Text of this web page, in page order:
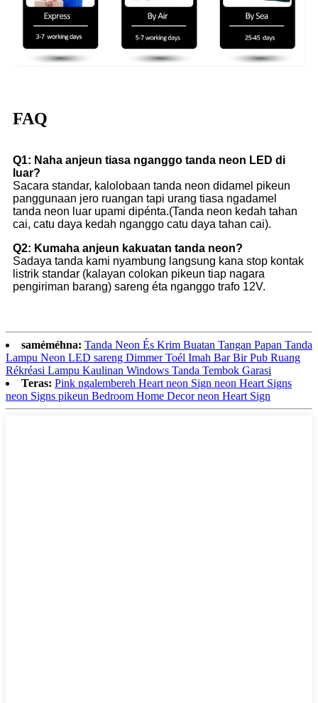
FAQ
Q1: Naha anjeun tiasa nganggo tanda neon LED di
luar?
Sacara standar, kalolobaan tanda neon didamel pikeun
panggunaan jero ruangan tapi urang tiasa ngadamel
tanda neon luar upami dipénta.(Tanda neon kedah tahan
cai, catu daya kedah nganggo catu daya tahan cai).
Q2: Kumaha anjeun kakuatan tanda neon?
Sadaya tanda kami nyambung langsung kana stop kontak
listrik standar (kalayan colokan pikeun tiap nagara
pengiriman barang) sareng éta nganggo trafo 12V.
saméméhna: Tanda Neon És Krim Buatan Tangan Papan Tanda
Lampu Neon LED sareng Dimmer Toél Imah Bar Bir Pub Ruang
Rékréasi Lampu Kaulinan Windows Tanda Tembok Garasi
Teras: Pink ngalembereh Heart neon Sign neon Heart Signs
neon Signs pikeun Bedroom Home Decor neon Heart Sign